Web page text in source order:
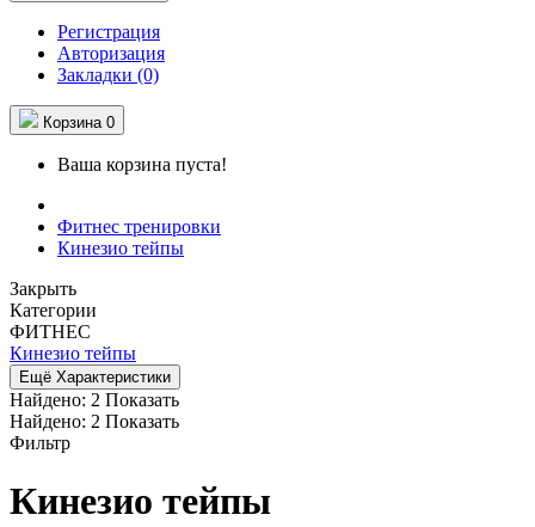
Регистрация
Авторизация
Закладки (0)
Корзина 0
Ваша корзина пуста!
Фитнес тренировки
Кинезио тейпы
Закрыть
Категории
ФИТНЕС
Кинезио тейпы
Ещё Характеристики
Найдено: 2 Показать
Найдено: 2 Показать
Фильтр
Кинезио тейпы